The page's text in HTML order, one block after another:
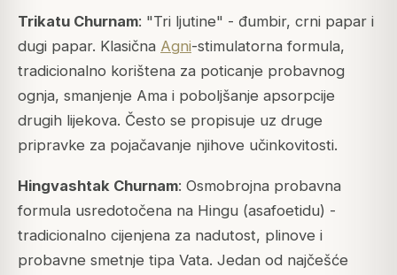
Trikatu Churnam: "Tri ljutine" - đumbir, crni papar i
dugi papar. Klasična Agni-stimulatorna formula,
tradicionalno korištena za poticanje probavnog
ognja, smanjenje Ama i poboljšanje apsorpcije
drugih lijekova. Često se propisuje uz druge
pripravke za pojačavanje njihove učinkovitosti.
Hingvashtak Churnam: Osmobrojna probavna
formula usredotočena na Hingu (asafoetidu) -
tradicionalno cijenjena za nadutost, plinove i
probavne smetnje tipa Vata. Jedan od najčešće